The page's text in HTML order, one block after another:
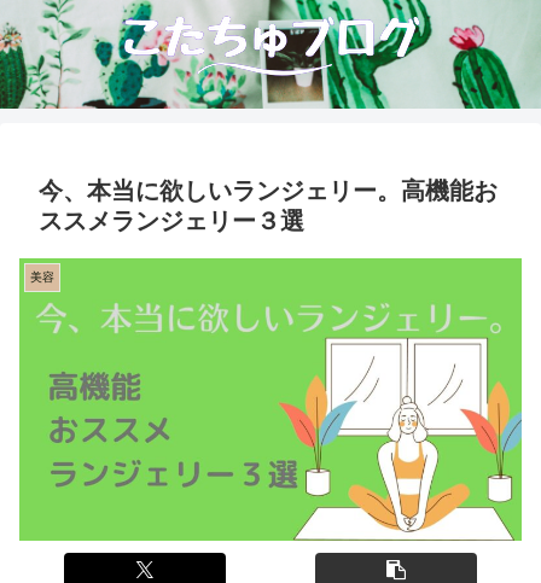
今、本当に欲しいランジェリー。高機能お
ススメランジェリー３選
美容